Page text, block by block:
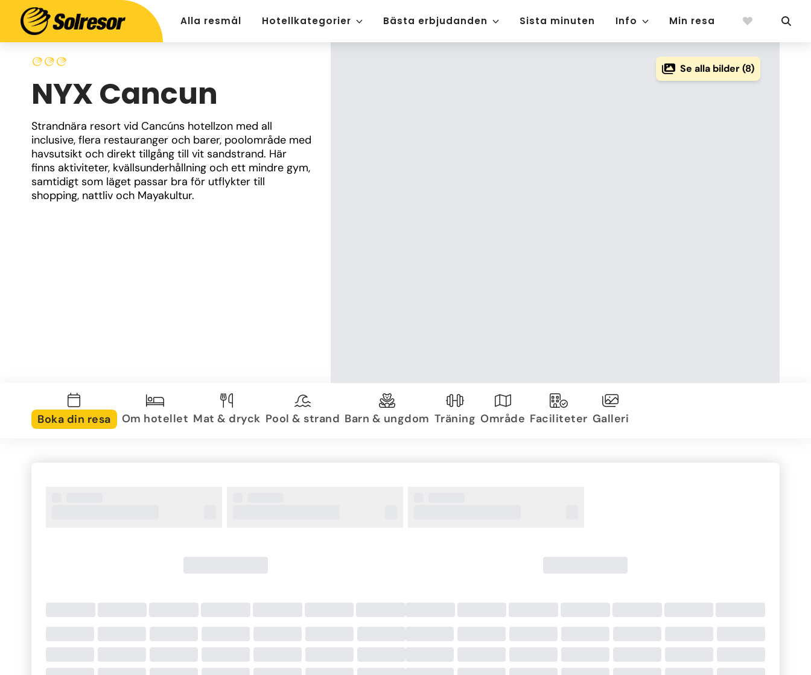
Alla resmål Hotellkategorier Bästa erbjudanden Sista minuten Info Min resa
NYX Cancun
Strandnära resort vid Cancúns hotellzon med all
inclusive, flera restauranger och barer, poolområde med
havsutsikt och direkt tillgång till vit sandstrand. Här
finns aktiviteter, kvällsunderhållning och ett mindre gym,
samtidigt som läget passar bra för utflykter till
shopping, nattliv och Mayakultur.
Se alla bilder (8)
Boka din resa Om hotellet Mat & dryck Pool & strand Barn & ungdom Träning Område Faciliteter Galleri